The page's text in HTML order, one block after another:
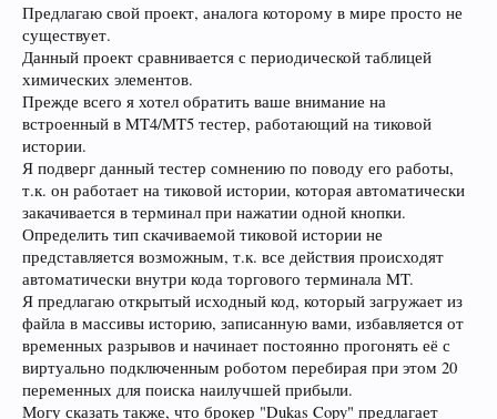
Предлагаю свой проект, аналога которому в мире просто не
существует.
Данный проект сравнивается с периодической таблицей
химических элементов.
Прежде всего я хотел обратить ваше внимание на
встроенный в MT4/MT5 тестер, работающий на тиковой
истории.
Я подверг данный тестер сомнению по поводу его работы,
т.к. он работает на тиковой истории, которая автоматически
закачивается в терминал при нажатии одной кнопки.
Определить тип скачиваемой тиковой истории не
представляется возможным, т.к. все действия происходят
автоматически внутри кода торгового терминала MT.
Я предлагаю открытый исходный код, который загружает из
файла в массивы историю, записанную вами, избавляется от
временных разрывов и начинает постоянно прогонять её с
виртуально подключенным роботом перебирая при этом 20
переменных для поиска наилучшей прибыли.
Могу сказать также, что брокер "Dukas Copy" предлагает